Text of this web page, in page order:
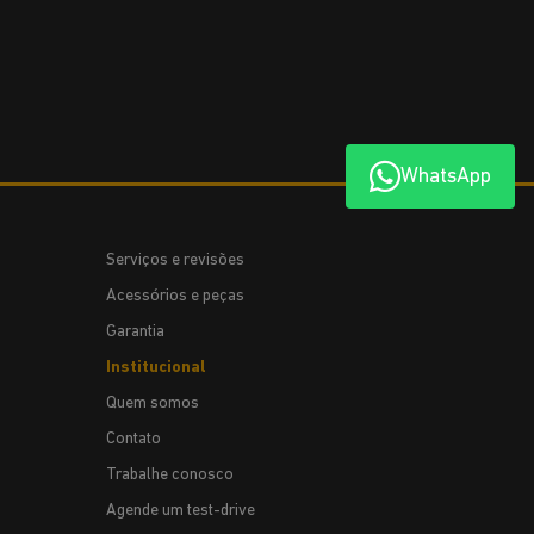
WhatsApp
Serviços e revisões
Acessórios e peças
Garantia
Institucional
Quem somos
Contato
Trabalhe conosco
Agende um test-drive